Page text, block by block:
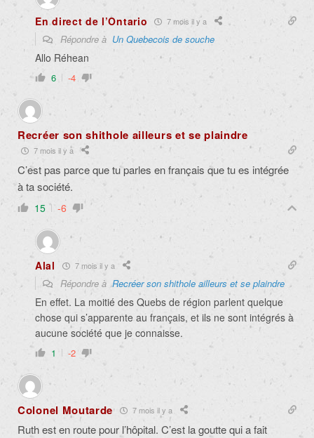
En direct de l’Ontario 7 mois il y a
Répondre à Un Quebecois de souche
Allo Réhean
6 -4
Recréer son shithole ailleurs et se plaindre
7 mois il y a
C’est pas parce que tu parles en français que tu es intégrée
à ta société.
15 -6
Alal 7 mois il y a
Répondre àRecréer son shithole ailleurs et se plaindre
En effet. La moitié des Quebs de région parlent quelque
chose qui s’apparente au français, et ils ne sont intégrés à
aucune société que je connaisse.
1 -2
Colonel Moutarde 7 mois il y a
Ruth est en route pour l’hôpital. C’est la goutte qui a fait